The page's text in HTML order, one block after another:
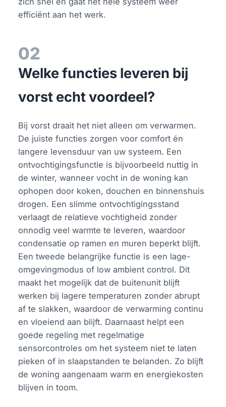
efficiënt aan het werk.
02
Welke functies leveren bij
vorst echt voordeel?
Bij vorst draait het niet alleen om verwarmen.
De juiste functies zorgen voor comfort én
langere levensduur van uw systeem. Een
ontvochtigingsfunctie is bijvoorbeeld nuttig in
de winter, wanneer vocht in de woning kan
ophopen door koken, douchen en binnenshuis
drogen. Een slimme ontvochtigingsstand
verlaagt de relatieve vochtigheid zonder
onnodig veel warmte te leveren, waardoor
condensatie op ramen en muren beperkt blijft.
Een tweede belangrijke functie is een lage-
omgevingmodus of low ambient control. Dit
maakt het mogelijk dat de buitenunit blijft
werken bij lagere temperaturen zonder abrupt
af te slakken, waardoor de verwarming continu
en vloeiend aan blijft. Daarnaast helpt een
goede regeling met regelmatige
sensorcontroles om het systeem niet te laten
pieken of in slaapstanden te belanden. Zo blijft
de woning aangenaam warm en energiekosten
blijven in toom.